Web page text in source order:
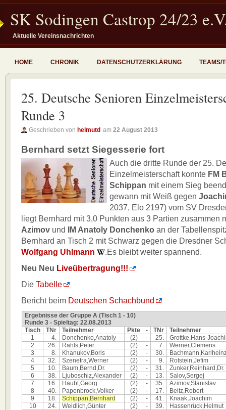
SK Sodingen Castrop 24/23
Aktuelle Vereinsnachrichten
HOME CHRONIK DATENSCHUTZERKLÄRUNG TEAMS/
25. Deutsche Senioren
Runde 3
Geschrieben von helmutd am 22 August 2013
Bernhard setzt Siegesserie fort
Auch die dritte Runde der 25.
Einzelmeisterschaft konnte FM
Schippan mit einem Sieg
gewann mit Weiß gegen
2037, Elo 2197) vom SV
liegt Bernhard mit 3,0 Punkten aus 3 Partien zusammen
Azimov und IM Anatoly Donchenko an der
Bernhard an Tisch 2 mit Schwarz gegen die Dresdner
Wolfgang Uhlmann
.Es bleibt weiter spannend.
Neu Neu Liveübertragung!!!
Die Tabelle
Bericht beim Deutschen Schachbund
Ergebnisse der Gruppe A (Tisch 1 - 10)
Runde 3 - Spieltag: 22.08.2013
Tisch
TNr Teilnehmer Pkte - TNr
Teilnehmer
1
4. Donchenko,Anatoly (2) - 25.
Grottke,Hans-
2
26. Rahls,Peter (2) - 7.
Werner,Clemens
3
8. Khanukov,Boris (2) - 30.
4
32. Szenetra,Werner (2) - 9.
Rotstein,Jefim
5
10. Baum,Bernd,Dr. (2) - 31.
Zunker,Reinhard,Dr.
6
38. Ljuboschiz,Alexander (2) - 13.
Salov,Sergej
7
16. Haubt,Georg (2) - 35.
Azimov,Stanislav
8
40. Papenbrock,Volker (2) - 17.
Beltz,Robert
9
18. Schippan,Bernhard (2) - 41.
Knaak,Joachim
10
24. Weidlich,Günter (2) - 39.
Hassenrück,Helmut